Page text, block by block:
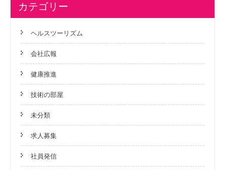
カテゴリー
ヘルスツーリズム
会社広報
健康推進
技術の部屋
未分類
求人募集
社員発信